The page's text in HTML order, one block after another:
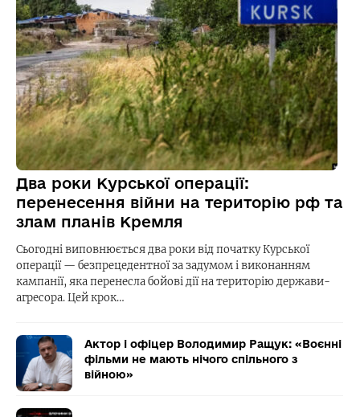
Два роки Курської операції:
перенесення війни на територію рф та
злам планів Кремля
Сьогодні виповнюється два роки від початку Курської
операції — безпрецедентної за задумом і виконанням
кампанії, яка перенесла бойові дії на територію держави-
агресора. Цей крок…
Актор і офіцер Володимир Ращук: «Воєнні
фільми не мають нічого спільного з
війною»